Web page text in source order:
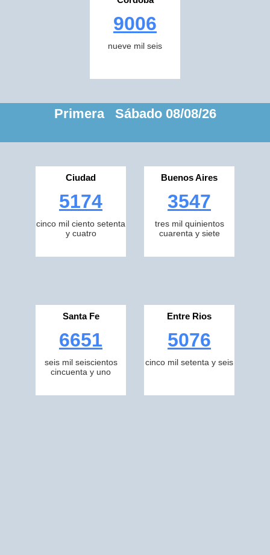
9006
nueve mil seis
Primera Sábado 08/08/26
Ciudad
5174
cinco mil ciento setenta
y cuatro
Buenos Aires
3547
tres mil quinientos
cuarenta y siete
Santa Fe
6651
seis mil seiscientos
cincuenta y uno
Entre Rios
5076
cinco mil setenta y seis